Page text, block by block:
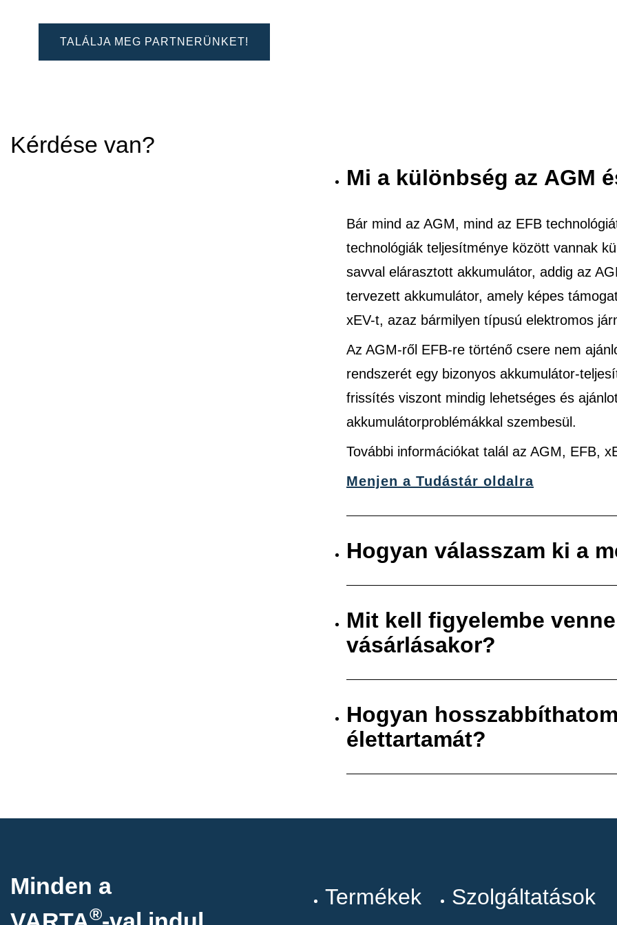
TALÁLJA MEG PARTNERÜNKET!
Kérdése van?
Mi a különbség az AGM
Bár mind az AGM, mind az EFB
technológiák teljesítménye között vannak
savval elárasztott akkumulátor, addig az
tervezett akkumulátor, amely képes
xEV-t, azaz bármilyen típusú elektromos
Az AGM-ről EFB-re történő csere nem
rendszerét egy bizonyos akkumulátor-
frissítés viszont mindig lehetséges és
akkumulátorproblémákkal szembesül.
További információkat talál az AGM, EFB,
Menjen a Tudástár oldalra
Hogyan válasszam ki a
Mit kell figyelembe
vásárlásakor?
Hogyan
élettartamát?
Minden a
®
Termékek Szolgáltatások